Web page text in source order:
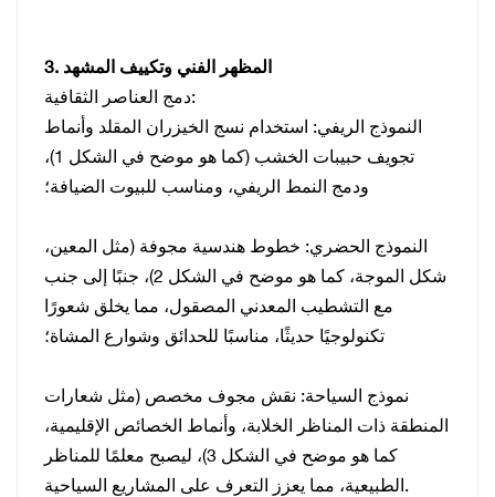
3. المظهر الفني وتكييف المشهد
دمج العناصر الثقافية:
النموذج الريفي: استخدام نسج الخيزران المقلد وأنماط
تجويف حبيبات الخشب (كما هو موضح في الشكل 1)،
ودمج النمط الريفي، ومناسب للبيوت الضيافة؛
النموذج الحضري: خطوط هندسية مجوفة (مثل المعين،
شكل الموجة، كما هو موضح في الشكل 2)، جنبًا إلى جنب
مع التشطيب المعدني المصقول، مما يخلق شعورًا
تكنولوجيًا حديثًا، مناسبًا للحدائق وشوارع المشاة؛
نموذج السياحة: نقش مجوف مخصص (مثل شعارات
المنطقة ذات المناظر الخلابة، وأنماط الخصائص الإقليمية،
كما هو موضح في الشكل 3)، ليصبح معلمًا للمناظر
الطبيعية، مما يعزز التعرف على المشاريع السياحية.